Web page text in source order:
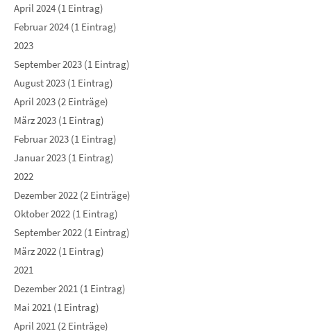
April 2024 (1 Eintrag)
Februar 2024 (1 Eintrag)
2023
September 2023 (1 Eintrag)
August 2023 (1 Eintrag)
April 2023 (2 Einträge)
März 2023 (1 Eintrag)
Februar 2023 (1 Eintrag)
Januar 2023 (1 Eintrag)
2022
Dezember 2022 (2 Einträge)
Oktober 2022 (1 Eintrag)
September 2022 (1 Eintrag)
März 2022 (1 Eintrag)
2021
Dezember 2021 (1 Eintrag)
Mai 2021 (1 Eintrag)
April 2021 (2 Einträge)